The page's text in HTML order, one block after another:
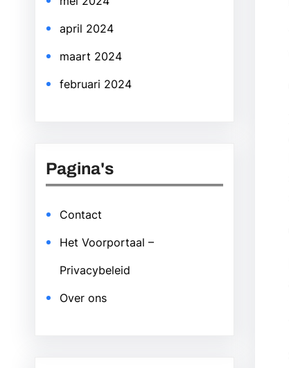
april 2024
maart 2024
februari 2024
Pagina's
Contact
Het Voorportaal –
Privacybeleid
Over ons